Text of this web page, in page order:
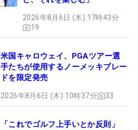
2026年8月6日 (木) 17時43分
19
米国キャロウェイ、PGAツアー選
手たちが使用するノーメッキブレー
ドを限定発売
2026年8月6日 (木) 10時37分 33
「これでゴルフ上手いとか反則」